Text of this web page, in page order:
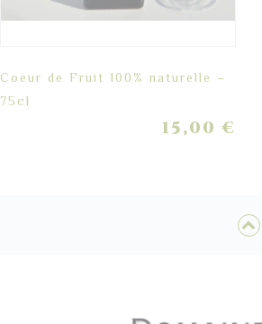
Coeur de Fruit 100% naturelle –
75cl
15,00€